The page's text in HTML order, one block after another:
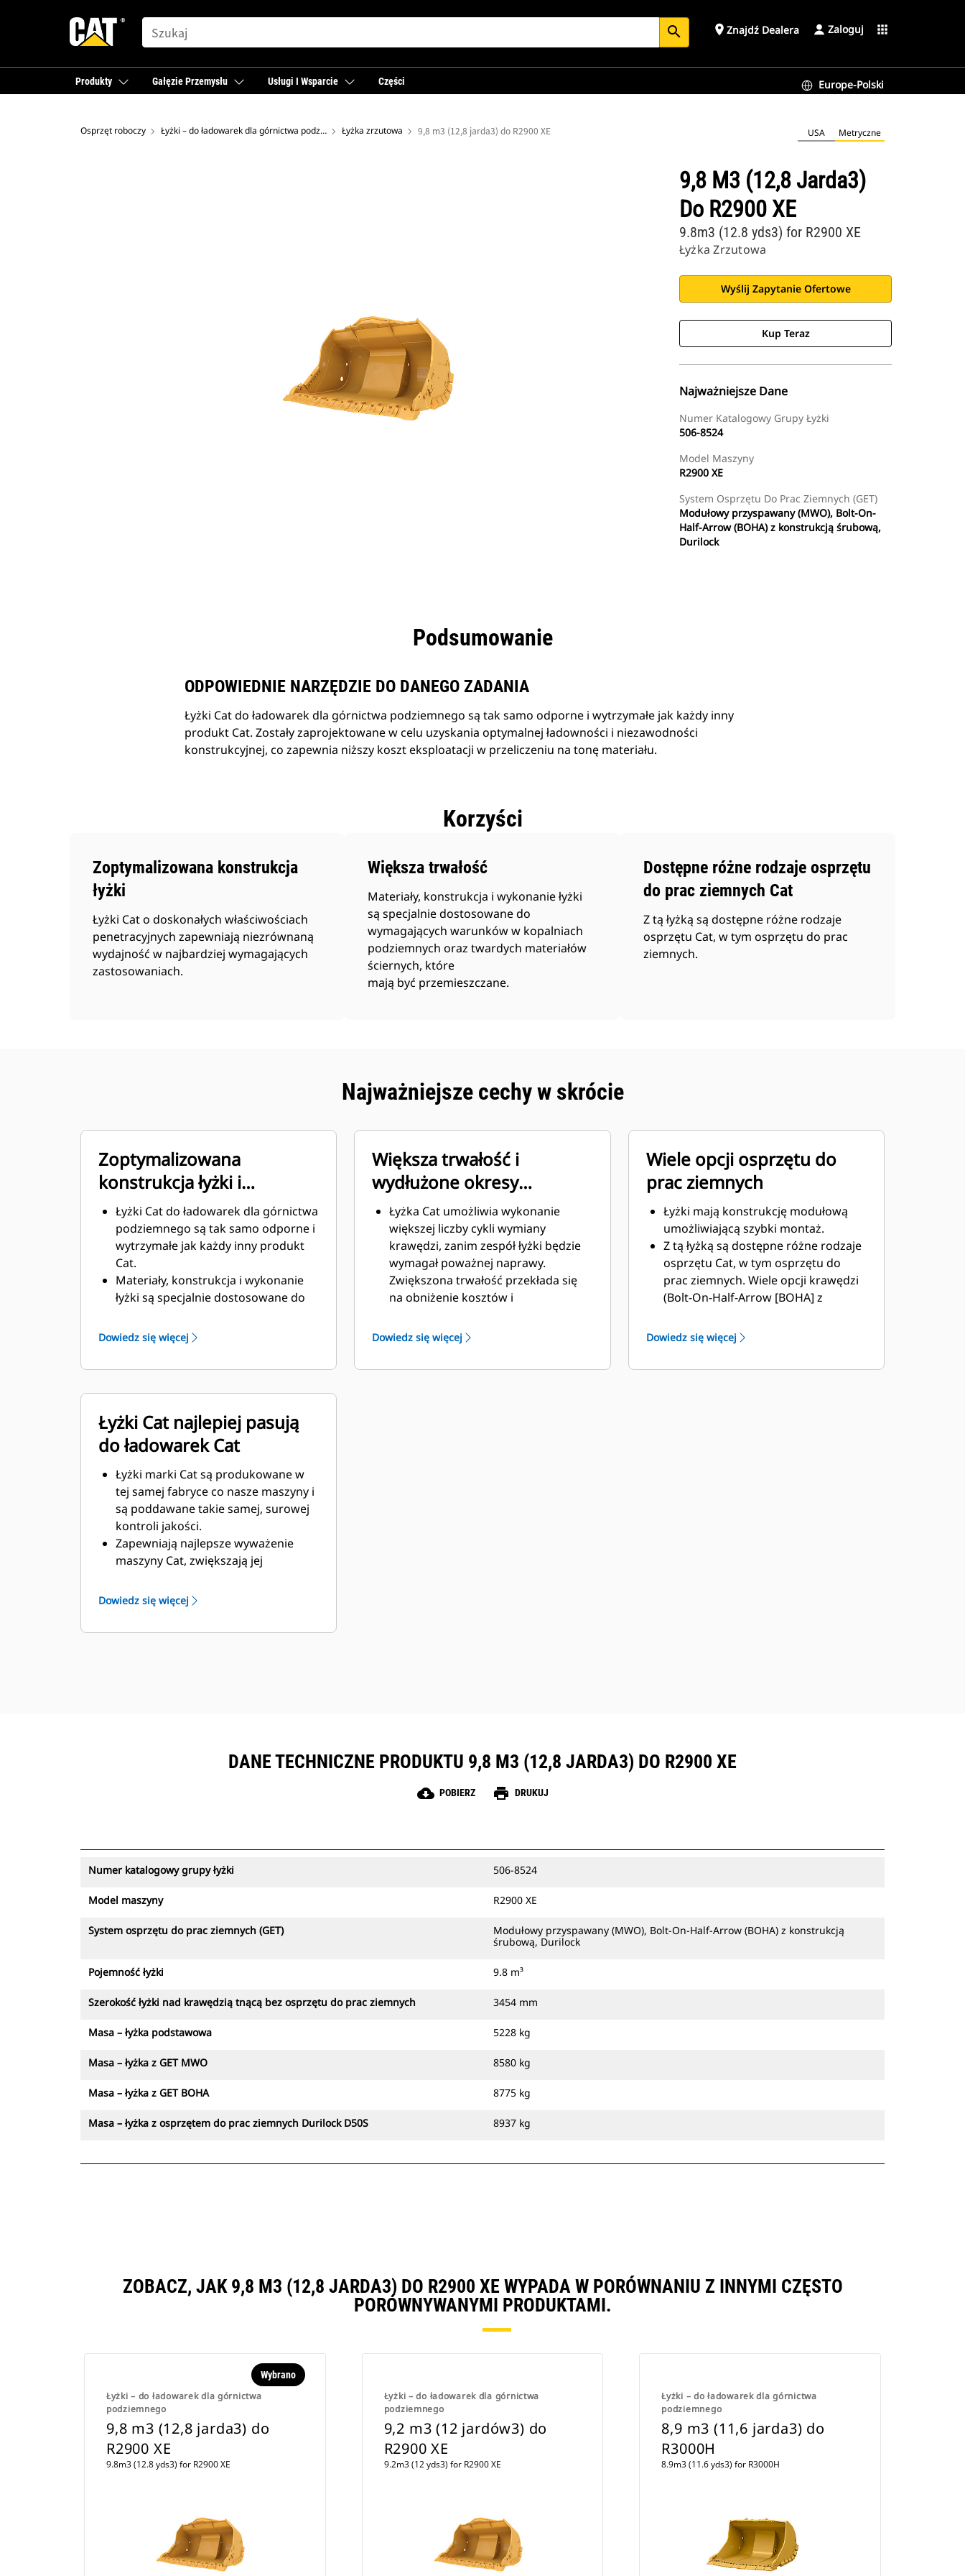
SEARCH search place Znajdź Dealera Zaloguj apps
Produkty Gałęzie Przemysłu Usługi I Wsparcie Części Europe-Polski
Osprzęt roboczy Łyżki – do ładowarek dla górnictwa podziemnego Łyżka zrzutowa 9,8 m3 (12,8 jarda3) do R2900 XE USA Metryczne
9,8 M3 (12,8 Jarda3)
Do R2900 XE
Łyżka Zrzutowa
9.8m3 (12.8 yds3) for R2900 XE
Wyślij Zapytanie Ofertowe
Kup Teraz
Najważniejsze Dane
Numer Katalogowy Grupy Łyżki
506-8524
Model Maszyny
R2900 XE
System Osprzętu Do Prac Ziemnych (GET)
Modułowy przyspawany (MWO), Bolt-On-
Half-Arrow (BOHA) z konstrukcją śrubową,
Durilock
Podsumowanie
ODPOWIEDNIE NARZĘDZIE DO DANEGO ZADANIA
Łyżki Cat do ładowarek dla górnictwa podziemnego są tak samo odporne i wytrzymałe jak każdy inny
produkt Cat. Zostały zaprojektowane w celu uzyskania optymalnej ładowności i niezawodności
konstrukcyjnej, co zapewnia niższy koszt eksploatacji w przeliczeniu na tonę materiału.
Korzyści
Zoptymalizowana konstrukcja
łyżki
Łyżki Cat o doskonałych właściwościach
penetracyjnych zapewniają niezrównaną
wydajność w najbardziej wymagających
zastosowaniach.
Większa trwałość
Materiały, konstrukcja i wykonanie łyżki
są specjalnie dostosowane do
wymagających warunków w kopalniach
podziemnych oraz twardych materiałów
ściernych, które
mają być przemieszczane.
Dostępne różne rodzaje osprzętu
do prac ziemnych Cat
Z tą łyżką są dostępne różne rodzaje
osprzętu Cat, w tym osprzętu do prac
ziemnych.
Najważniejsze cechy w skrócie
Zoptymalizowana
konstrukcja łyżki i
wytrzymałe materiały
Łyżki Cat do ładowarek dla górnictwa
podziemnego są tak samo odporne i
wytrzymałe jak każdy inny produkt
Cat.
Materiały, konstrukcja i wykonanie
łyżki są specjalnie dostosowane do
kopalniach podziemnych oraz
twardych materiałów ściernych,
które mają być przemieszczane.
sztywność zespołu łyżki, ułatwiając
montaż i demontaż krawędzi.
Elementy zespołu łyżki są wykonane
z materiału wysokiej klasy.
Dowiedz się więcej
Większa trwałość i
wydłużone okresy
międzyobsługowe
Łyżka Cat umożliwia wykonanie
większej liczby cykli wymiany
krawędzi, zanim zespół łyżki będzie
wymagał poważnej naprawy.
Zwiększona trwałość przekłada się
na obniżenie kosztów i
Podczas projektowania łyżki
uwzględniono także jej ciężar, dzięki
czemu jest mocniejsza i lepiej
Dowiedz się więcej
Wiele opcji osprzętu do
prac ziemnych
Łyżki mają konstrukcję modułową
umożliwiającą szybki montaż.
Z tą łyżką są dostępne różne rodzaje
osprzętu Cat, w tym osprzętu do
prac ziemnych. Wiele opcji krawędzi
(Bolt-On-Half-Arrow [BOHA] z
przyspawane [MWO]), Durilock) oraz
segmenty osłon przyczyniają się do
skrócenia przestojów i szybszego
Dowiedz się więcej
Łyżki Cat najlepiej pasują
do ładowarek Cat
Łyżki marki Cat są produkowane w
tej samej fabryce co nasze maszyny i
są poddawane takie samej, surowej
kontroli jakości.
Zapewniają najlepsze wyważenie
maszyny Cat, zwiększają jej
załadunek oraz pozwalają
wykorzystać dużą siłę odspajania.
Szeroka oferta pozwalająca spełnić
Dowiedz się więcej
DANE TECHNICZNE PRODUKTU 9,8 M3 (12,8 JARDA3) DO R2900 XE
cloud_download POBIERZ print DRUKUJ
Numer katalogowy grupy łyżki 506-8524
Model maszyny R2900 XE
System osprzętu do prac ziemnych (GET)
Modułowy przyspawany (MWO), Bolt-On-Half-Arrow (BOHA) z konstrukcją
śrubową, Durilock
Pojemność łyżki 9.8 m³
Szerokość łyżki nad krawędzią tnącą bez osprzętu do prac ziemnych 3454 mm
Masa – łyżka podstawowa 5228 kg
Masa – łyżka z GET MWO 8580 kg
Masa – łyżka z GET BOHA 8775 kg
Masa – łyżka z osprzętem do prac ziemnych Durilock D50S 8937 kg
ZOBACZ, JAK 9,8 M3 (12,8 JARDA3) DO R2900 XE WYPADA W PORÓWNANIU Z INNYMI CZĘSTO
PORÓWNYWANYMI PRODUKTAMI.
Łyżki – do ładowarek dla górnictwa
podziemnego
Wybrano
9,8 m3 (12,8 jarda3) do
R2900 XE
9.8m3 (12.8 yds3) for R2900 XE
Łyżki – do ładowarek dla górnictwa
podziemnego
9,2 m3 (12 jardów3) do
R2900 XE
9.2m3 (12 yds3) for R2900 XE
Łyżki – do ładowarek dla górnictwa
podziemnego
8,9 m3 (11,6 jarda3) do
R3000H
8.9m3 (11.6 yds3) for R3000H